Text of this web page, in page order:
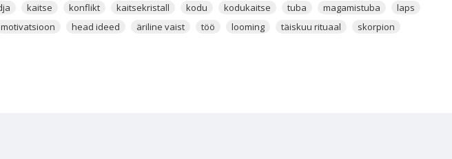
hinge Aura puhastamiseks, kuna küünlaaluse peale
võimendab kristalli või kristalle, millest küünlaalus on
Shuis kõige populaarsem kaitsekristall.
kaitse konflikt kaitsekristall kodu kodukaitse tuba magamistuba
laps
motivatsioon head ideed äriline vaist töö looming täiskuu rituaal
skorpion